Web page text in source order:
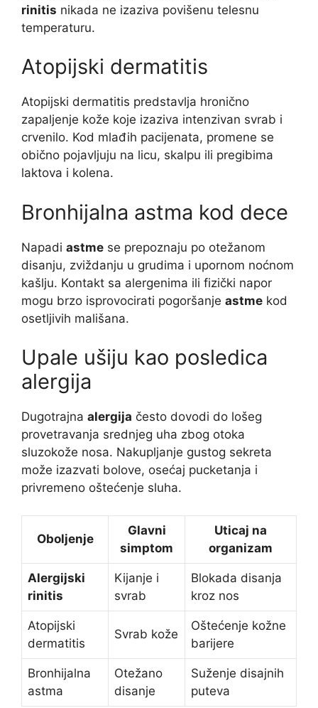
rinitis nikada ne izaziva povišenu telesnu
temperaturu.
Atopijski dermatitis
Atopijski dermatitis predstavlja hronično
zapaljenje kože koje izaziva intenzivan svrab i
crvenilo. Kod mlađih pacijenata, promene se
obično pojavljuju na licu, skalpu ili pregibima
laktova i kolena.
Bronhijalna astma kod dece
Napadi astme se prepoznaju po otežanom
disanju, zviždanju u grudima i upornom noćnom
kašlju. Kontakt sa alergenima ili fizički napor
mogu brzo isprovocirati pogoršanje astme kod
osetljivih mališana.
Upale ušiju kao posledica
alergija
Dugotrajna alergija često dovodi do lošeg
provetravanja srednjeg uha zbog otoka
sluzokože nosa. Nakupljanje gustog sekreta
može izazvati bolove, osećaj pucketanja i
privremeno oštećenje sluha.
Oboljenje
Glavni
simptom
Uticaj na
organizam
Alergijski
rinitis
Kijanje i
svrab
Blokada disanja
kroz nos
Atopijski
dermatitis
Svrab kože
Oštećenje kožne
barijere
Bronhijalna
astma
Otežano
disanje
Suženje disajnih
puteva